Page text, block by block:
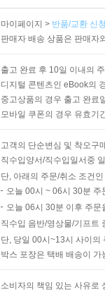
마이페이지 > 반품/교환 신
판매자 배송 상품은 판매자
출고 완료 후 10일 이내의
디지털 콘텐츠인 eBook의
중고상품의 경우 출고 완료
모바일 쿠폰의 경우 유효기
고객의 단순변심 및 착오구
직수입양서/직수입일서중
단, 아래의 주문/취소 조건
오늘 00시 ~ 06시 30분
오늘 06시 30분 이후 주
직수입 음반/영상물/기프트
단, 당일 00시~13시 사이의
박스 포장은 택배 배송이
소비자의 책임 있는 사유로